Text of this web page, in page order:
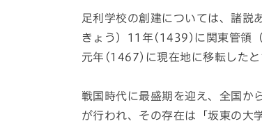
足利学校の創建については、諸説
きょう）11年(1439)に関東管領
元年(1467)に現在地に移転したと
戦国時代に最盛期を迎え、全国か
が行われ、その存在は「坂東の大